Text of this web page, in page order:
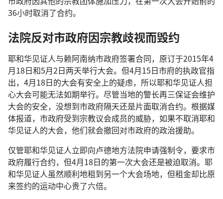
36小时取消了合约。
法院反对市政府因宗教歧视而毁约
耶和华见证人与赖阿南纳市政府签署合同，原订于2015年4
月18日和5月2日两天举行大会。但4月15日市府的执政官指
出，4月18日的大会有安全上的疑虑，所以耶和华见证人担
心大会可能无法如期举行。尽管当地的警长再三保证会维护
大会的安全，没想到市政府隔天还是片面取消合约。根据媒
体报道，市政府受到宗教议会成员的威胁，如果不取消耶和
华见证人的大会，他们就会撤回对市政府的政治援助。
仅管耶和华见证人立即向卢德地方法院申请强制令，要求市
政府履行合约，但4月18日的第一次大会还是被迫取消。耶
和华见证人虽然顺利地租到另一个大会场地，但租金却比原
来签约的运动中心贵了六倍。